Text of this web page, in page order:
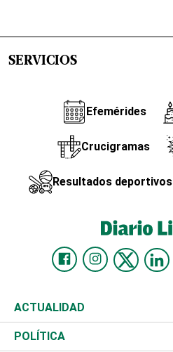
SERVICIOS
Efemérides
Crucigramas
Resultados deportivos
ACTUALIDAD
Nacional
POLÍTICA